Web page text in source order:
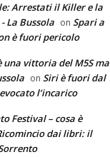
Arrestati il Killer e la
La Bussola on Spari a
è fuori pericolo
una vittoria del M5S ma
on Siri è fuori dal
l’incarico
Festival – cosa è
dai libri: il